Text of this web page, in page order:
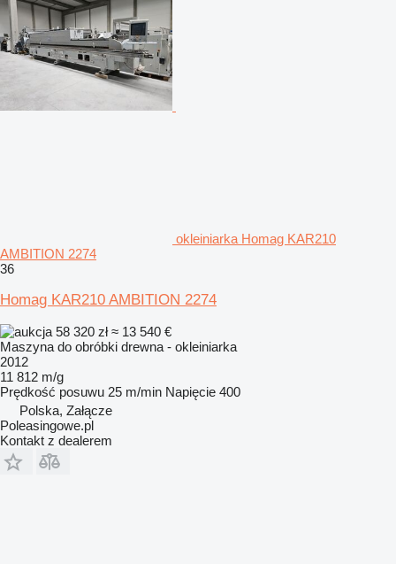
okleiniarka Homag KAR210
AMBITION 2274
36
Homag KAR210 AMBITION 2274
58 320 zł≈ 13 540 €
Maszyna do obróbki drewna - okleiniarka
2012
11 812 m/g
Prędkość posuwu 25 m/min Napięcie 400
Polska, Załącze
Poleasingowe.pl
Kontakt z dealerem